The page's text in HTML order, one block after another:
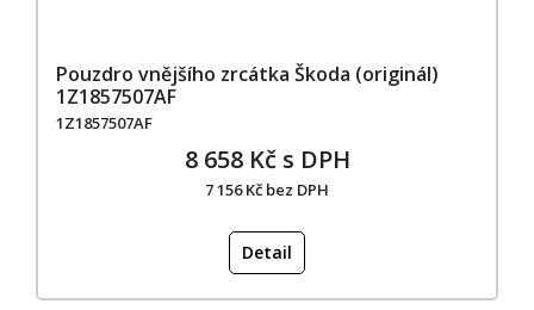
Pouzdro vnějšího zrcátka Škoda (originál)
1Z1857507AF
1Z1857507AF
8 658 Kč s DPH
7 156 Kč bez DPH
Detail